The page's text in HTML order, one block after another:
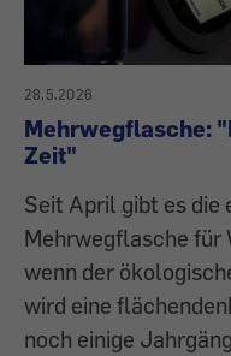
28.5.2026
Mehrwegflasche:
Zeit"
Seit April gibt es die
Mehrwegflasche für
wenn der
wird eine
noch einige